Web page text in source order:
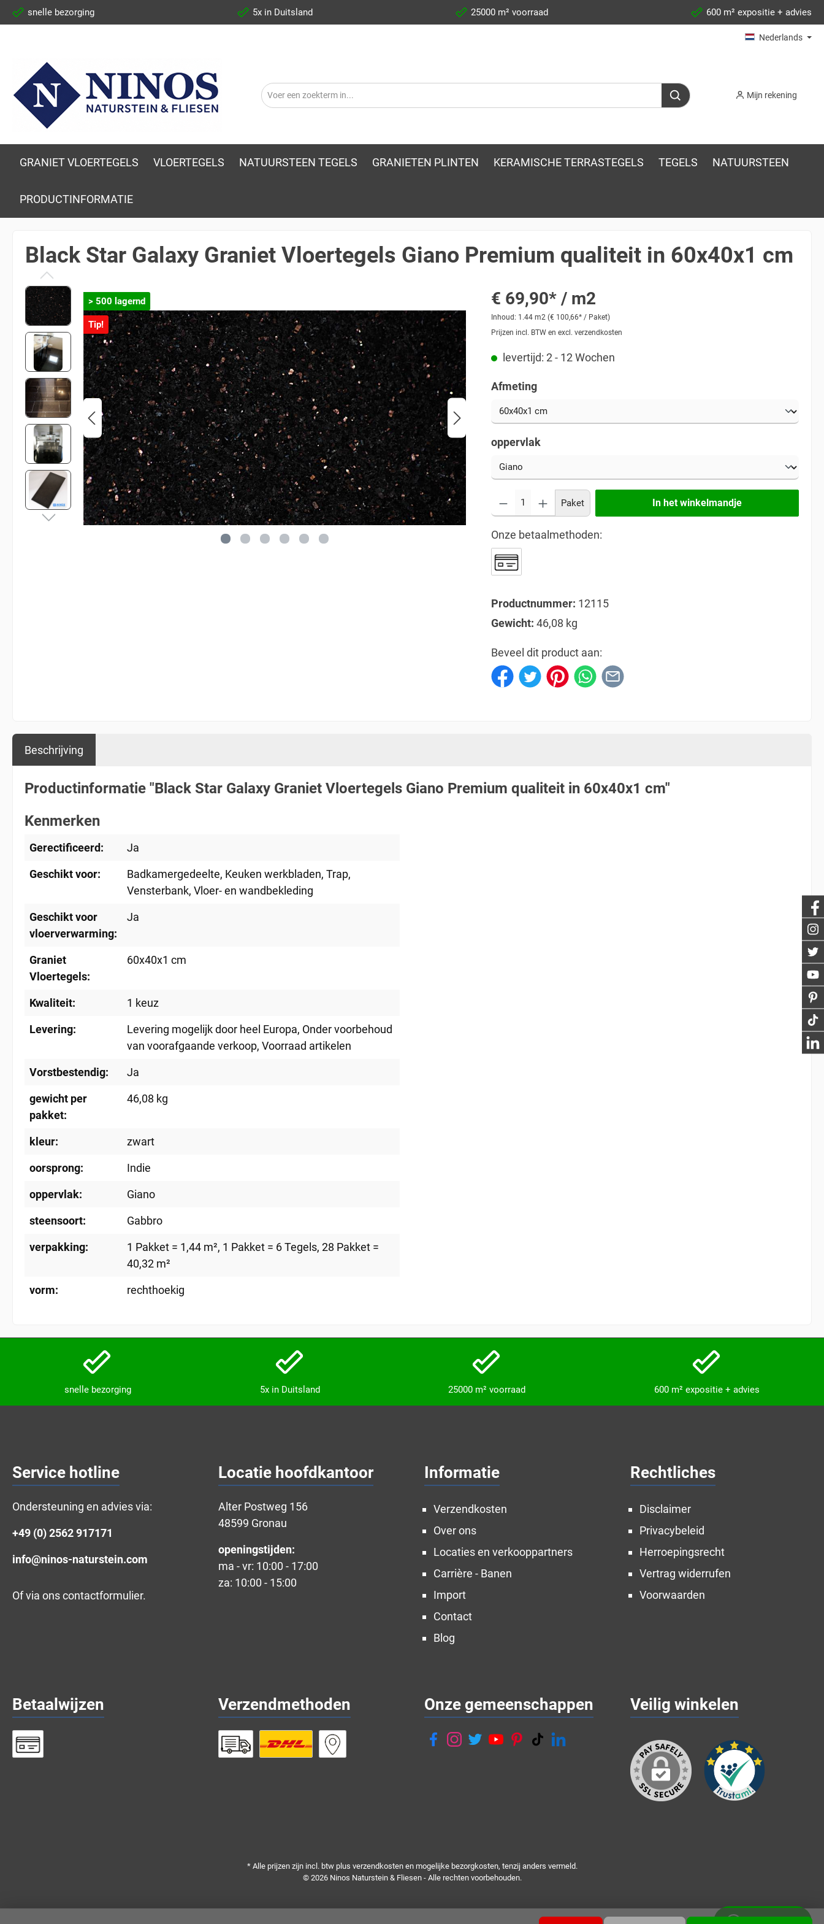
snelle bezorging 5x in Duitsland 25000 m² voorraad 600 m² expositie + advies
Nederlands
Mijn rekening
GRANIET VLOERTEGELS VLOERTEGELS NATUURSTEEN TEGELS GRANIETEN PLINTEN KERAMISCHE TERRASTEGELS TEGELS NATUURSTEEN
PRODUCTINFORMATIE
Black Star Galaxy Graniet Vloertegels Giano Premium qualiteit in 60x40x1 cm
> 500 lagernd
Tip!
€ 69,90* / m2
Inhoud: 1.44 m2 (€ 100,66* / Paket)
Prijzen incl. BTW en excl. verzendkosten
levertijd: 2 - 12 Wochen
Afmeting
oppervlak
Paket In het winkelmandje
Onze betaalmethoden:
Productnummer: 12115
Gewicht: 46,08 kg
Beveel dit product aan:
Beschrijving
Productinformatie "Black Star Galaxy Graniet Vloertegels Giano Premium qualiteit in 60x40x1 cm"
Kenmerken
Gerectificeerd: Ja
Geschikt voor: Badkamergedeelte, Keuken werkbladen, Trap,
Vensterbank, Vloer- en wandbekleding
Geschikt voor
vloerverwarming:
Ja
Graniet
Vloertegels:
60x40x1 cm
Kwaliteit: 1 keuz
Levering: Levering mogelijk door heel Europa, Onder voorbehoud
van voorafgaande verkoop, Voorraad artikelen
Vorstbestendig: Ja
gewicht per
pakket:
46,08 kg
kleur: zwart
oorsprong: Indie
oppervlak: Giano
steensoort: Gabbro
verpakking: 1 Pakket = 1,44 m², 1 Pakket = 6 Tegels, 28 Pakket =
40,32 m²
vorm: rechthoekig
snelle bezorging 5x in Duitsland 25000 m² voorraad 600 m² expositie + advies
Service hotline
Ondersteuning en advies via:
+49 (0) 2562 917171
info@ninos-naturstein.com
Of via onscontactformulier.
Locatie hoofdkantoor
Alter Postweg 156
48599 Gronau
openingstijden:
ma - vr: 10:00 - 17:00
za: 10:00 - 15:00
Informatie
Verzendkosten
Over ons
Locaties en verkooppartners
Carrière - Banen
Import
Contact
Blog
Rechtliches
Disclaimer
Privacybeleid
Herroepingsrecht
Vertrag widerrufen
Voorwaarden
Betaalwijzen Verzendmethoden Onze gemeenschappen Veilig winkelen
* Alle prijzen zijn incl. btw plus verzendkostenen mogelijke bezorgkosten, tenzij anders vermeld.
© 2026 Ninos Naturstein & Fliesen - Alle rechten voorbehouden.